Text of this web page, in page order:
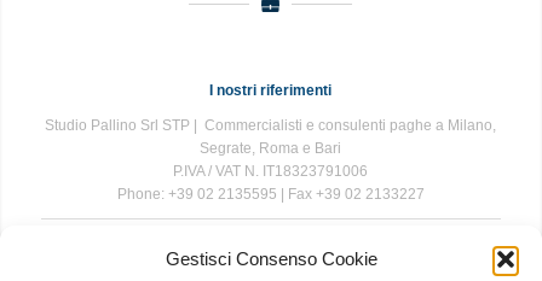
Gestisci Consenso Cookie
I nostri riferimenti
Studio Pallino Srl STP | Commercialisti e consulenti paghe a Milano,
Segrate, Roma e Bari
P.IVA / VAT N. IT18323791006
Phone: +39 02 2135595 | Fax +39 02 2133227
The information contained in this website is for general information